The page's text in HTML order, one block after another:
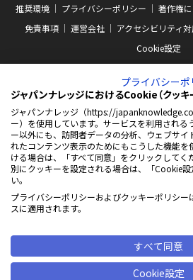
推奨環境 プライバシーポリシー 著作権
免責事項
運営会社 アクセシビリティ
Cookie設定
ABJマークは、この電子書店・電子書籍配信サ
ツ使用許諾を得た正規版配信サービスである
10981000号）です。ABJマークの詳細、ABJマ
覧はこちらをご覧ください。
AEBS 電
https://aebs.or.jp/
© 2001-2026 NetAdvance Inc.
プライバシーポ
ジャパンナレッジにおけるCookie（クッキ
ジャパンナレッジ（https://
ー）を使用しています。サービスを利用される
ー以外にも、訪問者データの分析、ウェブサイ
れたコンテンツ表示のためにもこうした機能を
ける場合は、「すべて同意」をクリックして
別にクッキーを設定される場合は、「Cookie
い。
プライバシーポリシーおよびクッキーポリシ
スに適用されます。
すべて同意
Cookie設定